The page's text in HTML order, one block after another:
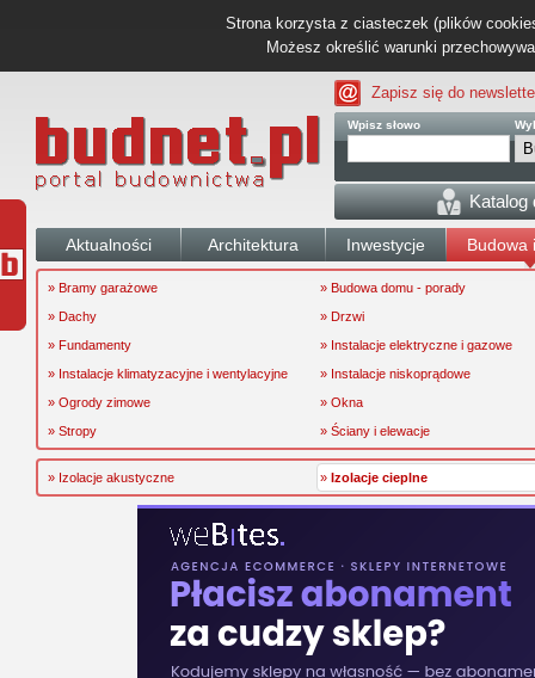
Strona korzysta z ciasteczek (plików
Możesz określić warunki
Zapisz się do
Wpisz słowo
Katalog
Aktualności Architektura Inwestycje Budowa
» Bramy garażowe
» Budowa domu - porady
» Dachy
» Drzwi
» Fundamenty
» Instalacje elektryczne i gazowe
» Instalacje klimatyzacyjne i wentylacyjne
» Instalacje niskoprądowe
» Ogrody zimowe
» Okna
» Stropy
» Ściany i elewacje
» Izolacje akustyczne » Izolacje cieplne